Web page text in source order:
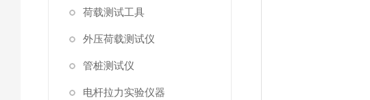
荷载测试工具
外压荷载测试仪
管桩测试仪
电杆拉力实验仪器